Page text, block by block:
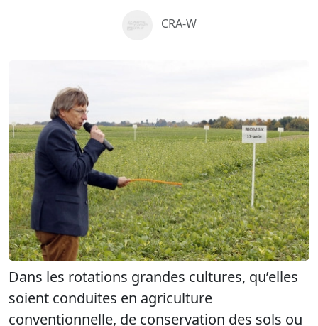
CRA-W
Dans les rotations grandes cultures, qu’elles
soient conduites en agriculture
conventionnelle, de conservation des sols ou